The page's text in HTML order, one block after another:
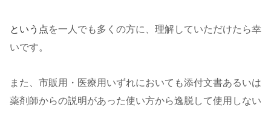
という点を一人でも多くの方に、理解していただけたら幸
いです。
また、市販用・医療用いずれにおいても添付文書あるいは
薬剤師からの説明があった使い方から逸脱して使用しない